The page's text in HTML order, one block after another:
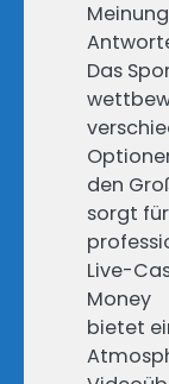
Das
den
sorgt
Live-
Money
bietet